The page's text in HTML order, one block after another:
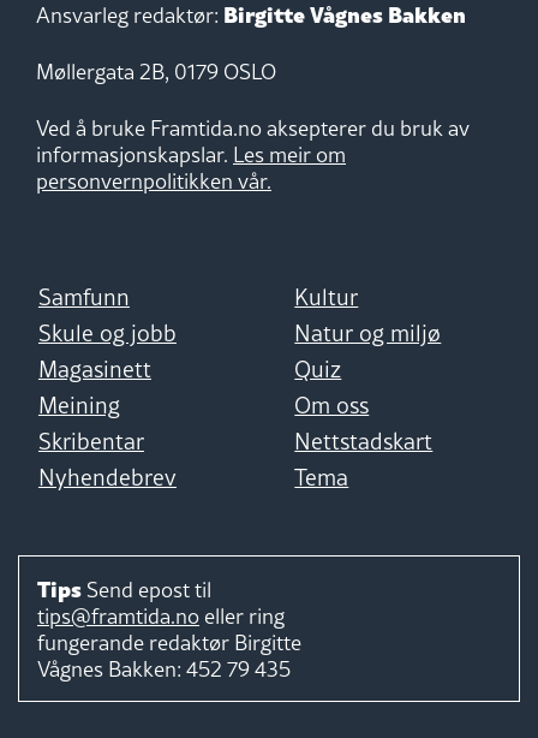
Ansvarleg redaktør: Birgitte Vågnes Bakken
Møllergata 2B, 0179 OSLO
Ved å bruke Framtida.no aksepterer du bruk av
informasjonskapslar. Les meir om
personvernpolitikken vår.
Samfunn
Kultur
Skule og jobb
Natur og miljø
Magasinett
Quiz
Meining
Om oss
Skribentar
Nettstadskart
Nyhendebrev
Tema
Tips Send epost til
tips@framtida.no eller ring
fungerande redaktør Birgitte
Vågnes Bakken: 452 79 435